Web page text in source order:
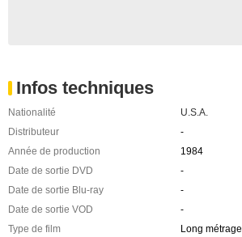
Infos techniques
Nationalité
U.S.A.
Distributeur
-
Année de production
1984
Date de sortie DVD
-
Date de sortie Blu-ray
-
Date de sortie VOD
-
Type de film
Long métrage